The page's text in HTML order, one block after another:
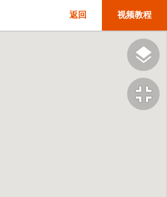
视频教程
返回
fullscreen_exit